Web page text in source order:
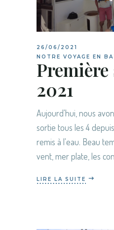
26/06/2021
NOTRE VOYAGE EN
2021
Aujourd'hui, nous
sortie tous les 4
remis à l'eau. Beau
vent, mer plate, les
LIRE LA SUITE